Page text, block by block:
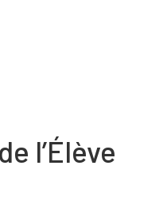
l’Élève